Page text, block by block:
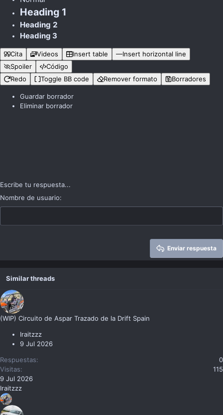
Heading 1
Heading 2
Heading 3
Cita Videos Insert table
Insert horizontal line
Spoiler
Código
Redo
Toggle BB code Remover formato Borradores
Guardar borrador
Eliminar borrador
Escribe tu respuesta...
Nombre de usuario
Enviar respuesta
Similar threads
(WIP) Circuito de Aspar Trazado de la Drift Spain
Iraitzzz
9 Jul 2026
Respuestas
0
Visitas
115
9 Jul 2026
Iraitzzz